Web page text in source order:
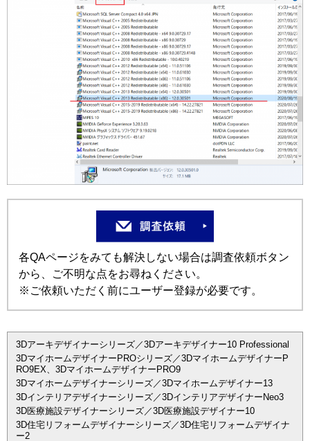
各QAページをみても解決しない場合は調査依頼ボタン
から、ご不明な点をお尋ねください。
※ご依頼いただく前にユーザー登録が必要です。
3Dアーキデザイナーシリーズ／3Dアーキデザイナー10 Professional
3DマイホームデザイナーPROシリーズ／3DマイホームデザイナーP
RO9EX、3DマイホームデザイナーPRO9
3Dマイホームデザイナーシリーズ／3Dマイホームデザイナー13
3Dインテリアデザイナーシリーズ／3DインテリアデザイナーNeo3
3D医療施設デザイナーシリーズ／3D医療施設デザイナー10
3D住宅リフォームデザイナーシリーズ／3D住宅リフォームデザイナ
ー2